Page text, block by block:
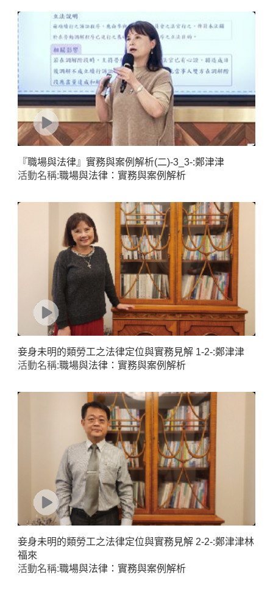
『職場與法律』實務與案例解析(二)-3_3-:鄭津津
活動名稱:職場與法律：實務與案例解析
妾身未明的類勞工之法律定位與實務見解 1-2-:鄭津津
活動名稱:職場與法律：實務與案例解析
妾身未明的類勞工之法律定位與實務見解 2-2-:鄭津津林
福來
活動名稱:職場與法律：實務與案例解析